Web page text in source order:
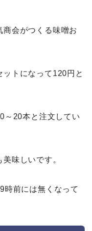
会がつくる味噌お
トになって120円と
～20本と注文してい
味しいです。
時前には無くなって